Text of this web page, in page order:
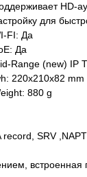
HD-
для
FI: Да
Да
Range (new) IP
220x210x82 mm
880 g
SRV
встроенная